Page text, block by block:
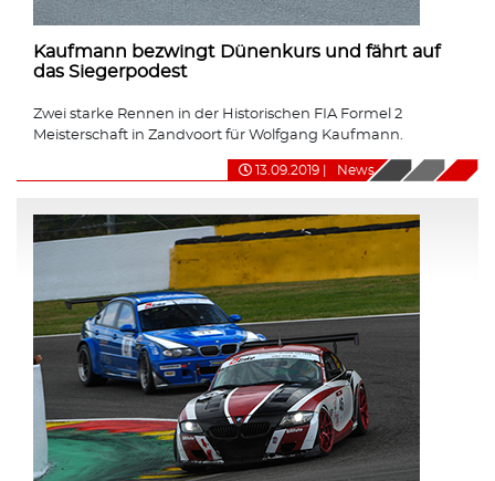
Kaufmann bezwingt Dünenkurs und fährt auf
das Siegerpodest
Zwei starke Rennen in der Historischen FIA Formel 2
Meisterschaft in Zandvoort für Wolfgang Kaufmann.
13.09.2019 News